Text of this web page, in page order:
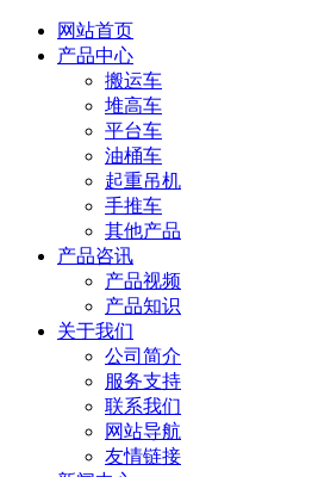
网站首页
产品中心
搬运车
堆高车
平台车
油桶车
起重吊机
手推车
其他产品
产品咨讯
产品视频
产品知识
关于我们
公司简介
服务支持
联系我们
网站导航
友情链接